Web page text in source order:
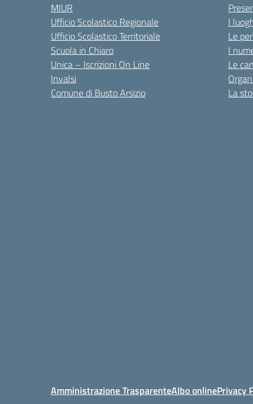
MIUR
Ufficio Scolastico Regionale
Ufficio Scolastico Territoriale
Scuola in Chiaro
Unica – Iscrizioni On Line
Invalsi
Comune di Busto Arsizio
I
Le
I
Le
La
Amministrazione TrasparenteAlbo onlinePrivacy